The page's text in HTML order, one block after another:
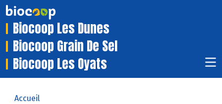
Biocoop Les Dunes
Biocoop Grain De Sel
Biocoop Les Oyats
Accueil